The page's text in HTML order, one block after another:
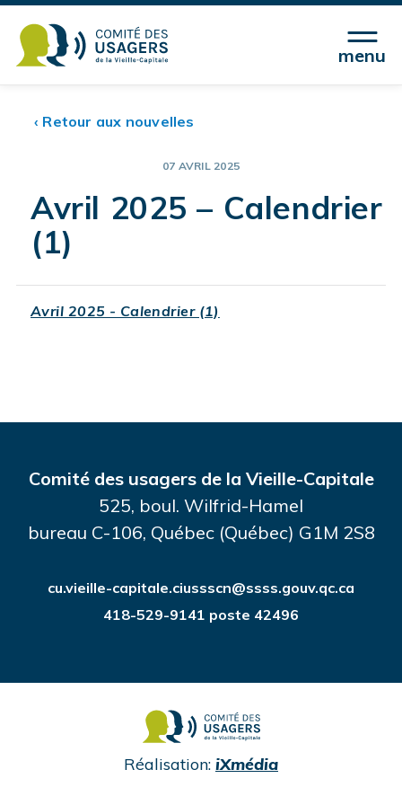
menu
‹ Retour aux nouvelles
07 AVRIL 2025
Avril 2025 – Calendrier
(1)
Avril 2025 - Calendrier (1)
Comité des usagers de la Vieille-Capitale
525, boul. Wilfrid-Hamel
bureau C-106, Québec (Québec) G1M 2S8
cu.vieille-capitale.ciussscn@ssss.gouv.qc.ca
418-529-9141 poste 42496
Réalisation: iXmédiaundefined